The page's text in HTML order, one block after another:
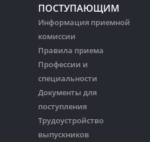
ПОСТУПАЮЩИМ
Информация приемной
комиссии
Правила приема
Профессии и
специальности
Документы для
поступления
Трудоустройство
выпускников